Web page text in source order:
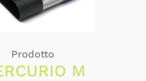
Prodotto
M